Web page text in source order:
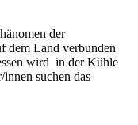
der
dem Land verbunden
wird in der Kühle
suchen das